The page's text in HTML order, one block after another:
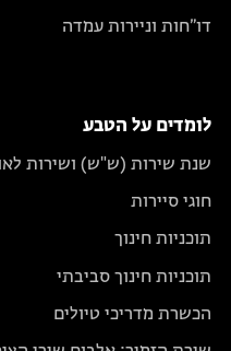
דו״חות וניירות עמדה
לומדים על הטבע
שנת שירות (ש"ש) ושירות
חוגי סיירות
תוכניות חינוך
תוכניות חינוך סביבתי
הכשרת מדריכי טיולים